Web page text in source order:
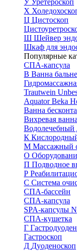
УУретероскоп
Х
Ц Цистоскоп
Ш Шейвер
Шкаф для
Популярные
СПА-капсула
В Ванна
Trautwein
AquatorBeka
Ванна
Вихревая ванна
Водолечебный
К
М Массажный
О
П Подводное
Р
С Система
СПА-бассейн
СПА-капсула
SPA-капсулы
СПА-кушетка
Г
Гастроскоп
Д Дуоденоскоп